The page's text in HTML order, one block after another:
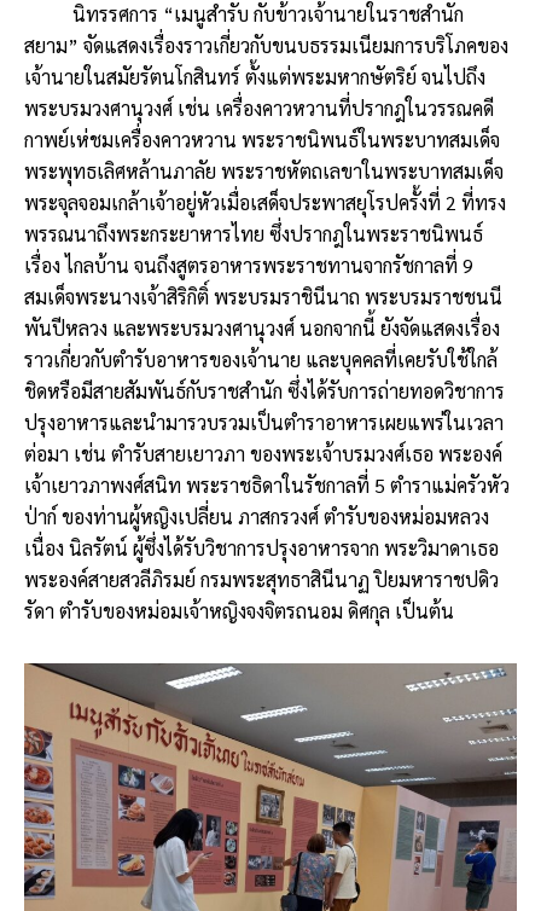
นิทรรศการ “เมนูสำรับ กับข้าวเจ้านายในราชสำนัก
สยาม” จัดแสดงเรื่องราวเกี่ยวกับขนบธรรมเนียมการบริโภคของ
เจ้านายในสมัยรัตนโกสินทร์ ตั้งแต่พระมหากษัตริย์ จนไปถึง
พระบรมวงศานุวงศ์ เช่น เครื่องคาวหวานที่ปรากฎในวรรณคดี
กาพย์เห่ชมเครื่องคาวหวาน พระราชนิพนธ์ในพระบาทสมเด็จ
พระพุทธเลิศหล้านภาลัย พระราชหัตถเลขาในพระบาทสมเด็จ
พระจุลจอมเกล้าเจ้าอยู่หัวเมื่อเสด็จประพาสยุโรปครั้งที่ 2 ที่ทรง
พรรณนาถึงพระกระยาหารไทย ซึ่งปรากฎในพระราชนิพนธ์
เรื่อง ไกลบ้าน จนถึงสูตรอาหารพระราชทานจากรัชกาลที่ 9
สมเด็จพระนางเจ้าสิริกิติ์ พระบรมราชินีนาถ พระบรมราชชนนี
พันปีหลวง และพระบรมวงศานุวงศ์ นอกจากนี้ ยังจัดแสดงเรื่อง
ราวเกี่ยวกับตำรับอาหารของเจ้านาย และบุคคลที่เคยรับใช้ใกล้
ชิดหรือมีสายสัมพันธ์กับราชสำนัก ซึ่งได้รับการถ่ายทอดวิชาการ
ปรุงอาหารและนำมารวบรวมเป็นตำราอาหารเผยแพร่ในเวลา
ต่อมา เช่น ตำรับสายเยาวภา ของพระเจ้าบรมวงศ์เธอ พระองค์
เจ้าเยาวภาพงศ์สนิท พระราชธิดาในรัชกาลที่ 5 ตำราแม่ครัวหัว
ป่าก์ ของท่านผู้หญิงเปลี่ยน ภาสกรวงศ์ ตำรับของหม่อมหลวง
เนื่อง นิลรัตน์ ผู้ซึ่งได้รับวิชาการปรุงอาหารจาก พระวิมาดาเธอ
พระองค์สายสวลีภิรมย์ กรมพระสุทธาสินีนาฏ ปิยมหาราชปดิว
รัดา ตำรับของหม่อมเจ้าหญิงจงจิตรถนอม ดิศกุล เป็นต้น